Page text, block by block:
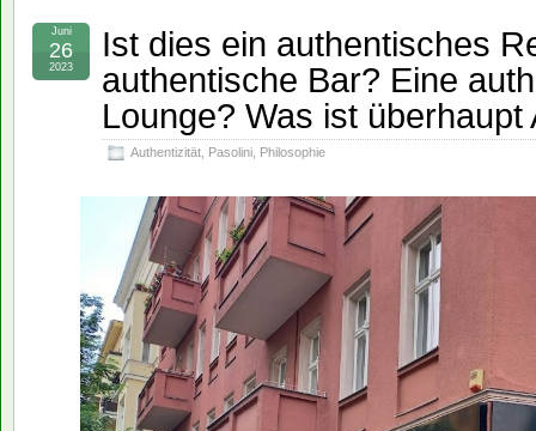
Ist dies ein authentisches
authentische Bar? Eine
Lounge? Was ist überhaupt
Authentizität Pasolini Philosophie
Juni
26
2023